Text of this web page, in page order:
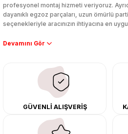
profesyonel montaj hizmeti veriyoruz.
dayanıklı egzoz parçaları, uzun ömürlü
seçenekleriyle aracınızın ihtiyacına en
Performans artışı isteyen sürücüler için
çıkma orijinal ürünler ile yenileyebilir, body
tasarımını ve aerodinamisini üst seviyeye
Tüm ürünlerimiz orijinal, dayanıklı ve uzun
merkezimizde profesyonel montaj
kargo ile teslimat gerçekleştiriyoruz.
adres: Egzoz Sepeti.
GÜVENLİ ALIŞVERİŞ